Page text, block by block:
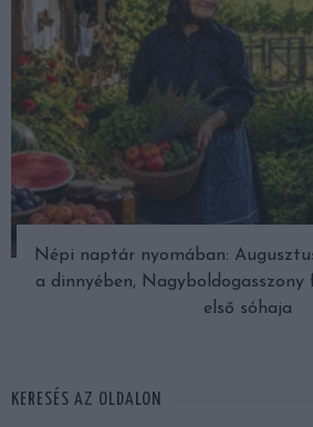
Népi naptár nyomában:
a dinnyében, Nagyboldogasszony
első sóhaja
KERESÉS AZ OLDALON